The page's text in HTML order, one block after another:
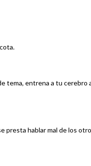
tema, entrena a tu cerebro
presta hablar mal de los